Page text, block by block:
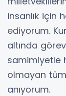
insanlık için
ediyorum.
altında
samimiyetle
olmayan
anıyorum.